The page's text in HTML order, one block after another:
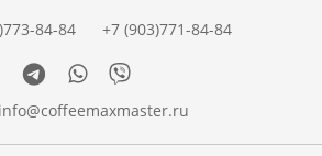
84-84
+7 (903)771-84-84
TelegramWhatsapp
Viber
info@coffeemaxmaster.ru